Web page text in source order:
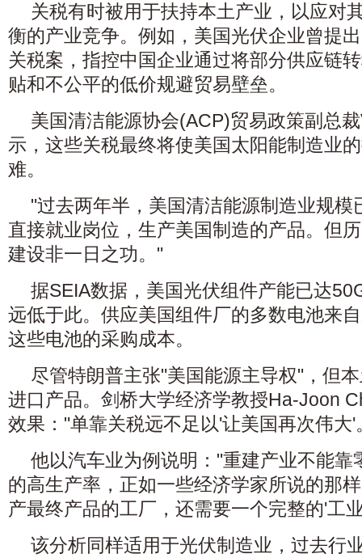
关税有时被用于扶持本土产业，以应对
衡的产业竞争。例如，美国光伏企业曾提
关税案，指控中国企业通过将部分供应链
贴和不公平的低价规避贸易壁垒。
美国清洁能源协会(ACP)贸易政策副总
示，这些关税最终将使美国太阳能制造业
难。
"过去两年半，美国清洁能源制造业规模
直接就业岗位，生产美国制造的产品。但
建设非一日之功。"
据SEIA数据，美国光伏组件产能已达
远低于此。供应美国组件厂的多数电池来
这些电池的采购成本。
尽管特朗普主张"美国能源主导权"，但
进口产品。剑桥大学经济学教授Ha-Joon
效果："单靠关税远不足以'让美国再次伟大'
他以汽车业为例说明："重建产业不能靠
的高生产率，正如一些经济学家所说的那
产最终产品的工厂，还需要一个完整的'工
该分析同样适用于光伏制造业，过去行